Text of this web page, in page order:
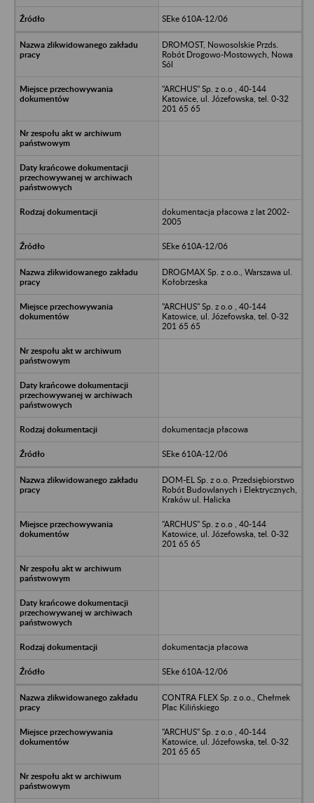
SEke 610A-12/06
DROMOST, Nowosolskie Przds.
Robót Drogowo-Mostowych, Nowa
Sól
"ARCHUS" Sp. z o.o , 40-144
Katowice, ul. Józefowska, tel. 0-32
201 65 65
dokumentacja płacowa z lat 2002-
2005
SEke 610A-12/06
DROGMAX Sp. z o.o., Warszawa ul.
Kołobrzeska
"ARCHUS" Sp. z o.o , 40-144
Katowice, ul. Józefowska, tel. 0-32
201 65 65
dokumentacja płacowa
SEke 610A-12/06
DOM-EL Sp. z o.o. Przedsiębiorstwo
Robót Budowlanych i Elektrycznych,
Kraków ul. Halicka
"ARCHUS" Sp. z o.o , 40-144
Katowice, ul. Józefowska, tel. 0-32
201 65 65
dokumentacja płacowa
SEke 610A-12/06
CONTRA FLEX Sp. z o.o., Chełmek
Plac Kilińskiego
"ARCHUS" Sp. z o.o , 40-144
Katowice, ul. Józefowska, tel. 0-32
201 65 65